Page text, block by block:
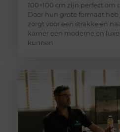
100×100 cm zijn perfect om
Door hun grote formaat
zorgt voor een strakke en
kamer een moderne en
kunnen